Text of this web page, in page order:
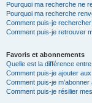
Pourquoi ma recherche ne
Pourquoi ma recherche
Comment puis-je
Comment puis-je retrouver
Favoris et abonnements
Quelle est la différence
Comment puis-je ajouter
Comment puis-je
Comment puis-je résilier